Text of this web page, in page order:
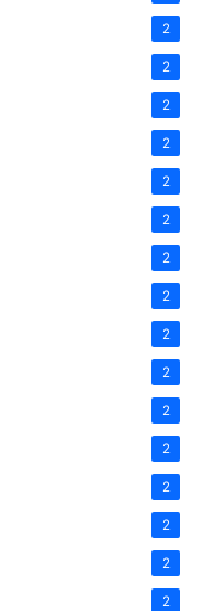
2
2
2
2
2
2
2
2
2
2
2
2
2
2
2
2